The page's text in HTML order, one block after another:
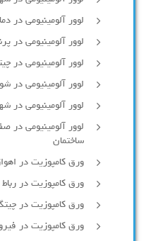
لوور آلومینیومی در
لوور آلومینیومی در
لوور آلومینیومی در
لوور آلومینیومی در
لوور آلومينيومي در
لوور آلومینیومی در
ساختمان
ورق کامپوزیت در
ورق کامپوزیت در
ورق کامپوزیت در
ورق کامپوزیت در